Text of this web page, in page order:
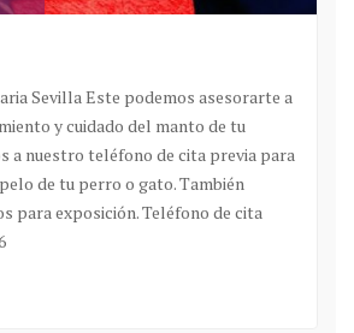
Sevilla Este podemos asesorarte a
y cuidado del manto de tu
a nuestro teléfono de cita previa para
de tu perro o gato. También
para exposición. Teléfono de cita